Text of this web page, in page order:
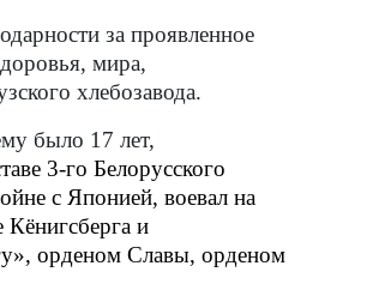
за проявленное
мира,
хлебозавода.
было 17 лет,
3-го Белорусского
с Японией, воевал на
и
орденом Славы, орденом